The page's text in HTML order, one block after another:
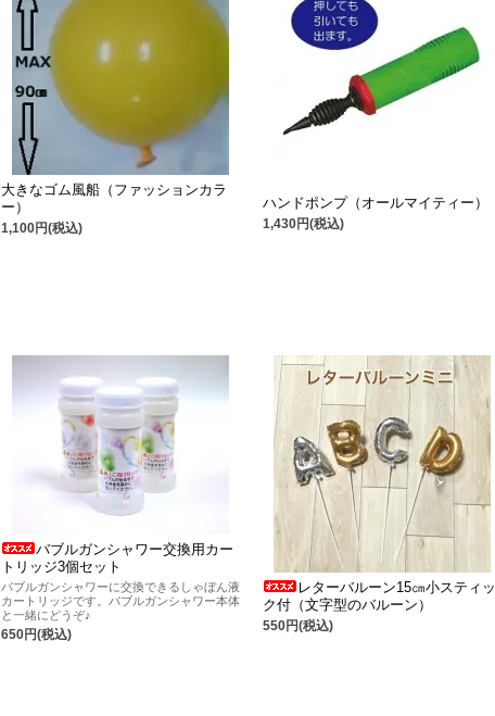
大きなゴム風船（ファッションカラ
ー）
1,100円(税込)
ハンドポンプ（オールマイティー）
1,430円(税込)
バブルガンシャワー交換用カー
トリッジ3個セット
バブルガンシャワーに交換できるしゃぼん液
カートリッジです。バブルガンシャワー本体
と一緒にどうぞ♪
650円(税込)
レターバルーン15㎝小スティッ
ク付（文字型のバルーン）
550円(税込)